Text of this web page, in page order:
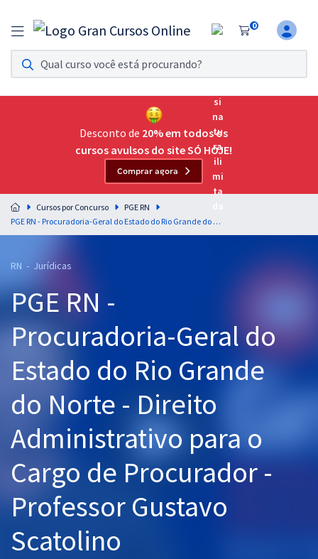
0
Assinatura Ilimitada 11
Acesso a todos os cursos. Teste grátis por 7 dias!
Assinatura OAB Até Passar
Acesso ilimitado a toda preparação para o Exame da
Residências Multiprofissionais
Preparação completa e intensiva para as principais
residências em saúde do Brasil
Cursos 20% OFF
Pós
Graduação
OAB
Mentorias
Questões grátis
Conteúdo gratuito
Aprovados
Desconto de 20% em todos os
cursos avulsos do site SÓ HOJE!
Comprar agora
Cursos por Concurso
PGE RN
PGE RN - Procuradoria-Geral do Estado do Rio Grande do Norte - Direito Administrativo para o Cargo de Procurador - Professor Gustavo Scatolino
RN - Jurídicas
PGE RN -
Procuradoria-Geral do
Estado do Rio Grande
do Norte - Direito
Administrativo para o
Cargo de Procurador -
Professor Gustavo
Scatolino